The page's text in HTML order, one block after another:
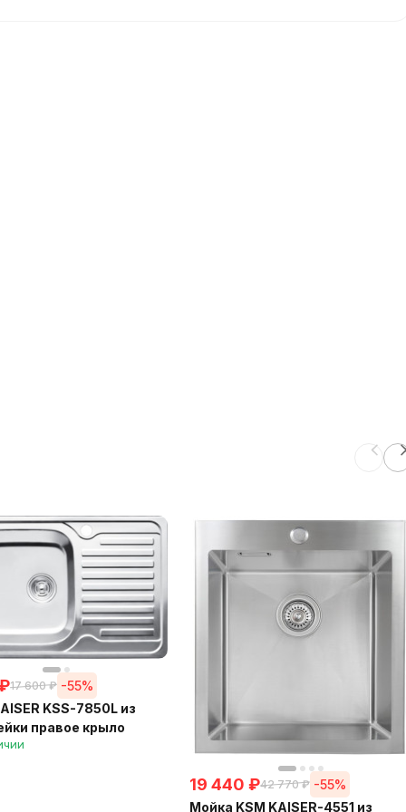
17 600 ₽ -55%
KSS-7850L из
правое крыло
19 440 ₽42 770 ₽ -55%
Мойка KSM KAISER-4551 из